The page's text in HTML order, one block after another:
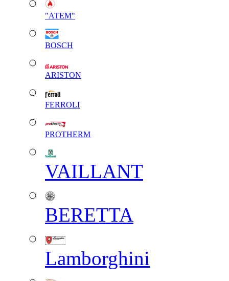
"АТЕМ"
BOSCH
ARISTON
FERROLI
PROTHERM
VAILLANT
BERETTA
Lamborghini